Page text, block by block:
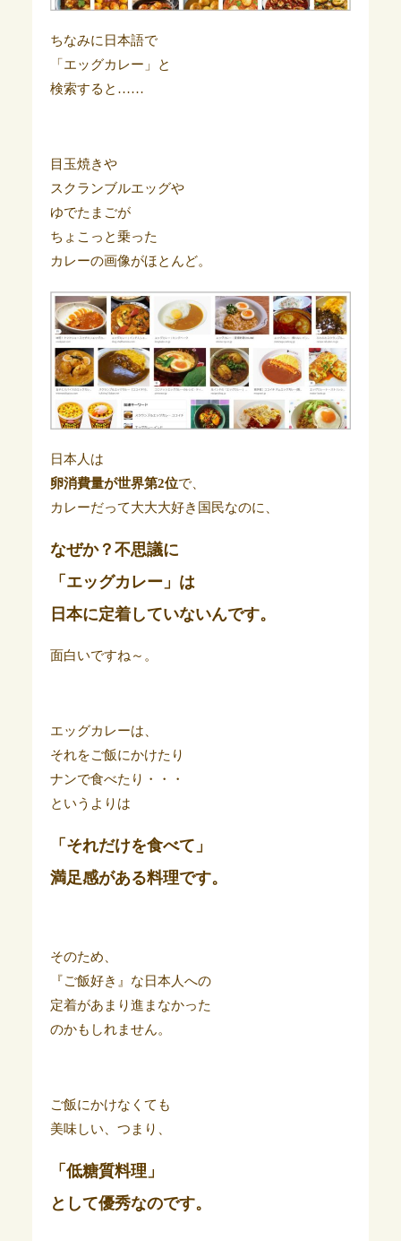
ちなみに日本語で
「エッグカレー」と
検索すると……
目玉焼きや
スクランブルエッグや
ゆでたまごが
ちょこっと乗った
カレーの画像がほとんど。
日本人は
卵消費量が世界第2位で、
カレーだって大大大好き国民なのに、
なぜか？不思議に
「エッグカレー」は
日本に定着していないんです。
面白いですね～。
エッグカレーは、
それをご飯にかけたり
ナンで食べたり・・・
というよりは
「それだけを食べて」
満足感がある料理です。
そのため、
『ご飯好き』な日本人への
定着があまり進まなかった
のかもしれません。
ご飯にかけなくても
美味しい、つまり、
「低糖質料理」
として優秀なのです。